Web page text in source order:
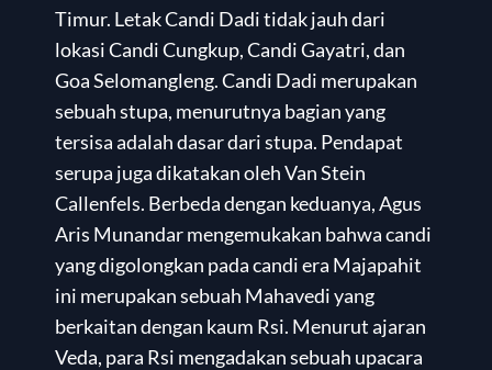
Timur. Letak Candi Dadi tidak jauh dari
lokasi Candi Cungkup, Candi Gayatri, dan
Goa Selomangleng. Candi Dadi merupakan
sebuah stupa, menurutnya bagian yang
tersisa adalah dasar dari stupa. Pendapat
serupa juga dikatakan oleh Van Stein
Callenfels. Berbeda dengan keduanya, Agus
Aris Munandar mengemukakan bahwa candi
yang digolongkan pada candi era Majapahit
ini merupakan sebuah Mahavedi yang
berkaitan dengan kaum Rsi. Menurut ajaran
Veda, para Rsi mengadakan sebuah upacara